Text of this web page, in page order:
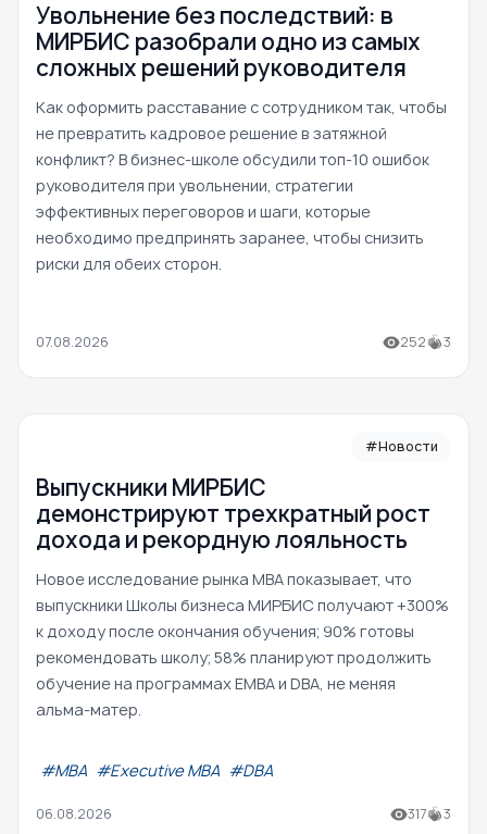
Увольнение без последствий: в
МИРБИС разобрали одно из самых
сложных решений руководителя
Как оформить расставание с сотрудником так, чтобы
не превратить кадровое решение в затяжной
конфликт? В бизнес-школе обсудили топ-10 ошибок
руководителя при увольнении, стратегии
эффективных переговоров и шаги, которые
необходимо предпринять заранее, чтобы снизить
риски для обеих сторон.
07.08.2026 252 3
#Новости
Выпускники МИРБИС
демонстрируют трехкратный рост
дохода и рекордную лояльность
Новое исследование рынка MBA показывает, что
выпускники Школы бизнеса МИРБИС получают +300%
к доходу после окончания обучения; 90% готовы
рекомендовать школу; 58% планируют продолжить
обучение на программах EMBA и DBA, не меняя
альма-матер.
#МВА #Executive MBA #DBA
06.08.2026 317 3